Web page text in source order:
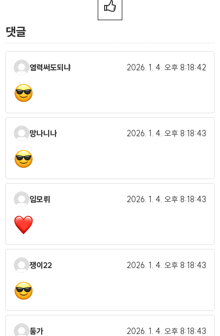
댓글
염력써도되냐 2026. 1. 4. 오후 8:18:42
망나니나 2026. 1. 4. 오후 8:18:43
임모뤼 2026. 1. 4. 오후 8:18:43
쟁이22 2026. 1. 4. 오후 8:18:43
둠가 2026. 1. 4. 오후 8:18:43